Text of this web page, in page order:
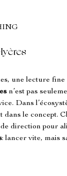
une lecture
n’est pas
Dans
dans le concept.
direction pour
: lancer vite, mais